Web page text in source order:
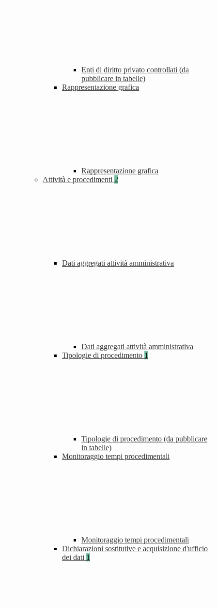
Enti di diritto privato controllati (da
pubblicare in tabelle)
Rappresentazione grafica
Rappresentazione grafica
Attività e procedimenti 2
Dati aggregati attività amministrativa
Dati aggregati attività amministrativa
Tipologie di procedimento 1
Tipologie di procedimento (da pubblicare
in tabelle)
Monitoraggio tempi procedimentali
Monitoraggio tempi procedimentali
Dichiarazioni sostitutive e acquisizione d'ufficio
dei dati 1